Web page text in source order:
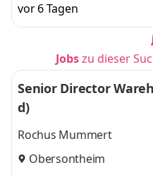
vor 6 Tagen
Jobszu dieser
Senior Director
d)
Rochus Mummert
Obersontheim